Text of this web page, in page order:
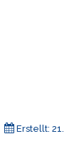
Erstellt: 21.